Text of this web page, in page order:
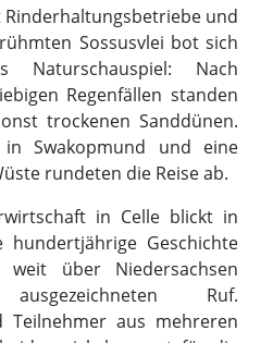
und
Sossusvlei bot sich
Naturschauspiel: Nach
Regenfällen standen
trockenen Sanddünen.
in Swakopmund und eine
rundeten die Reise ab.
in Celle blickt in
hundertjährige Geschichte
über Niedersachsen
Ruf.
Teilnehmer aus mehreren